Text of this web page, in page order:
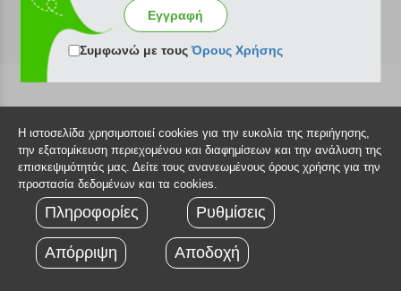
Sitemap
Τρόποι πληρωμής
Τρόποι αποστολής
Πολιτική επιστροφών
Τεχνική υποστήριξη
Εγγραφή
Συμφωνώ με τουςΌρους Χρήσης
Η ιστοσελίδα χρησιμοποιεί cookies για την ευκολία της περιήγησης,
την εξατομίκευση περιεχομένου και διαφημίσεων και την ανάλυση της
επισκεψιμότητάς μας. Δείτε τους ανανεωμένους όρους χρήσης για την
προστασία δεδομένων και τα cookies.
Πληροφορίες Ρυθμίσεις
Απόρριψη Αποδοχή